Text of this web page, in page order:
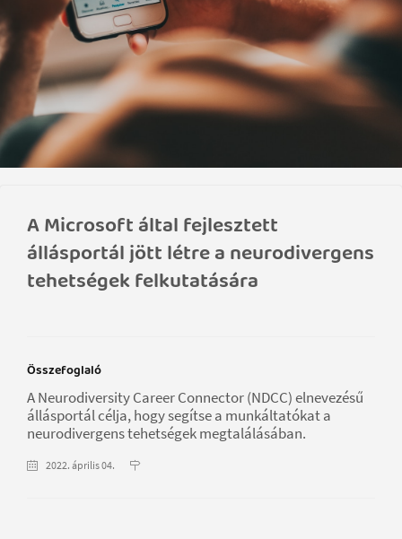
A Microsoft által fejlesztett
állásportál jött létre a neurodivergens
tehetségek felkutatására
Összefoglaló
A Neurodiversity Career Connector (NDCC) elnevezésű
állásportál célja, hogy segítse a munkáltatókat a
neurodivergens tehetségek megtalálásában.
2022. április 04.